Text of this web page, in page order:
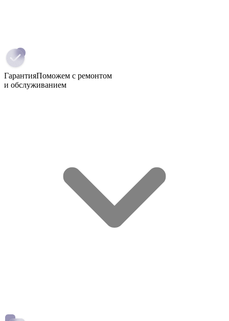
ГарантияПоможем с ремонтом
и обслуживанием